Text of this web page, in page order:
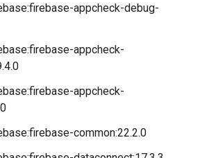
appcheck-debug-
appcheck-
appcheck-
common:22.2.0